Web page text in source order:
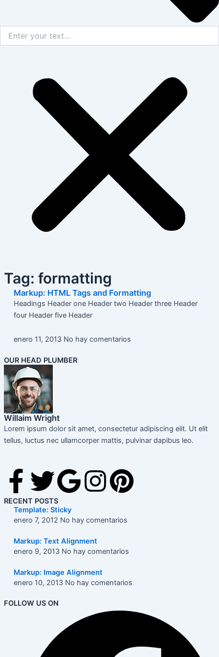
Tag: formatting
Markup: HTML Tags and Formatting
Headings Header one Header two Header three Header
four Header five Header
enero 11, 2013 No hay comentarios
OUR HEAD PLUMBER
Willaim Wright
Lorem ipsum dolor sit amet, consectetur adipiscing elit. Ut elit
tellus, luctus nec ullamcorper mattis, pulvinar dapibus leo.
F
a
c
e
b
o
T
w
i
t
t
e
G
o
o
g
l
I
s
t
a
P
n
t
e
r
RECENT POSTS
Template: Sticky
enero 7, 2012 No hay comentarios
Markup: Text Alignment
enero 9, 2013 No hay comentarios
Markup: Image Alignment
enero 10, 2013 No hay comentarios
FOLLOW US ON